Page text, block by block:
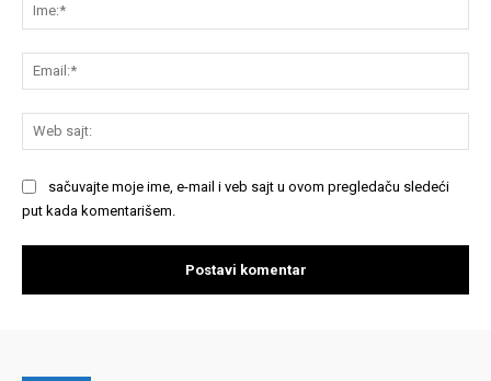
sačuvajte moje ime, e-mail i veb sajt u ovom pregledaču sledeći
put kada komentarišem.